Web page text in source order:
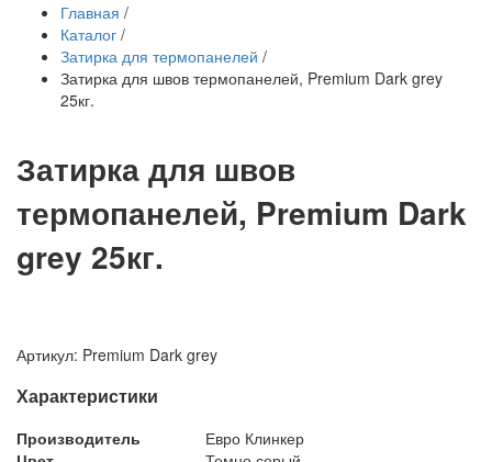
Главная /
Каталог /
Затирка для термопанелей /
Затирка для швов термопанелей, Premium Dark grey
25кг.
Затирка для швов
термопанелей, Premium Dark
grey 25кг.
Артикул: Premium Dark grey
Характеристики
Производитель
Евро Клинкер